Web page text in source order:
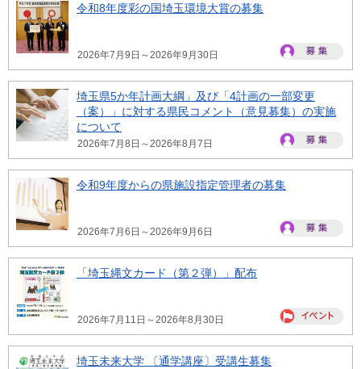
令和8年度彩の国埼玉環境大賞の募集
2026年7月9日～2026年9月30日
埼玉県5か年計画大綱」及び「4計画の一部変更
（案）」に対する県民コメント（意見募集）の実施
について
2026年7月8日～2026年8月7日
令和9年度からの県施設指定管理者の募集
2026年7月6日～2026年9月6日
「埼玉縄文カード（第２弾）」配布
2026年7月11日～2026年8月30日
埼玉未来大学 〔通学講座〕受講生募集